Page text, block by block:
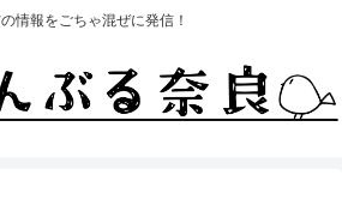
情報をごちゃ混ぜに発信！